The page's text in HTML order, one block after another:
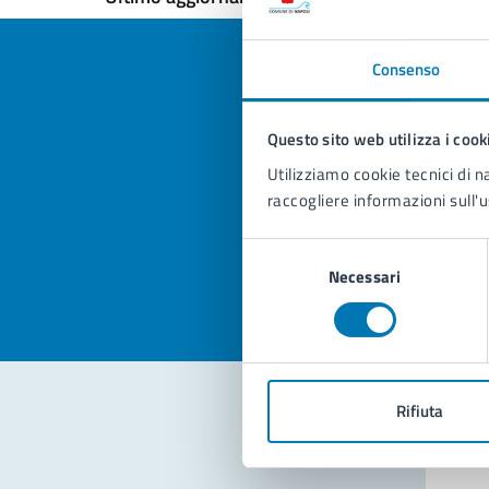
Consenso
Questo sito web utilizza i
Utilizziamo cookie tecnici di
raccogliere informazioni
Necessari
Rifiuta